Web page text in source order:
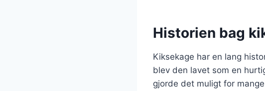
Historien bag
Kiksekage har en lang
blev den lavet som en
gjorde det muligt for